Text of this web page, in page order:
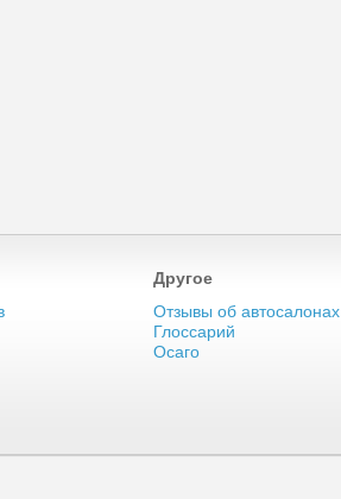
Другое
Отзывы об автосалонах
Глоссарий
Осаго